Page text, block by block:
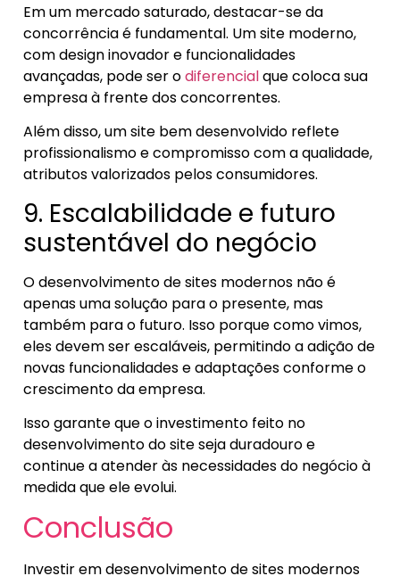
Em um mercado saturado, destacar-se da
concorrência é fundamental. Um site moderno,
com design inovador e funcionalidades
avançadas, pode ser odiferencialque coloca sua
empresa à frente dos concorrentes.
Além disso, um site bem desenvolvido reflete
profissionalismo e compromisso com a qualidade,
atributos valorizados pelos consumidores.
9. Escalabilidade e futuro
sustentável do negócio
O desenvolvimento de sites modernos não é
apenas uma solução para o presente, mas
também para o futuro. Isso porque como vimos,
eles devem ser escaláveis, permitindo a adição de
novas funcionalidades e adaptações conforme o
crescimento da empresa.
Isso garante que o investimento feito no
desenvolvimento do site seja duradouro e
continue a atender às necessidades do negócio à
medida que ele evolui.
Conclusão
Investir em desenvolvimento de sites modernos